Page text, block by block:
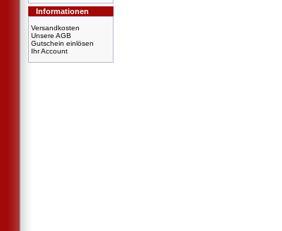
Informationen
Versandkosten
Unsere AGB
Gutschein einlösen
Ihr Account